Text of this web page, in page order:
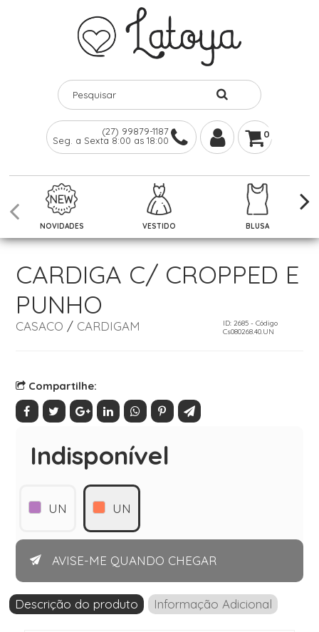
(27) 99879-1187
Seg. a Sexta 8:00 as 18:00
0
NOVIDADES VESTIDO BLUSA
CARDIGA C/ CROPPED E
PUNHO
CASACO / CARDIGAM
ID: 2685 - Código
Cs080268.40.UN
Compartilhe:
Indisponível
UN UN
AVISE-ME QUANDO CHEGAR
Descrição do produto Informação Adicional